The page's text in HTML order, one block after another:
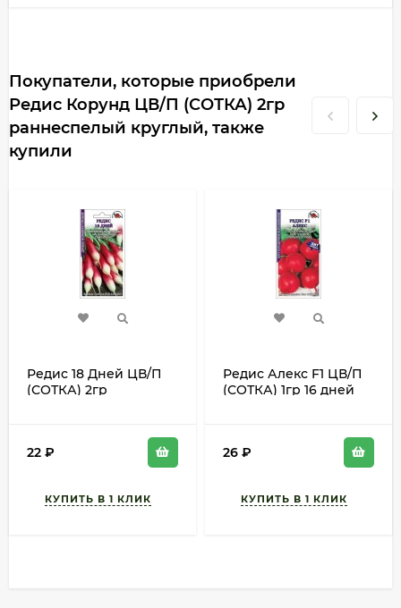
Покупатели, которые приобрели
Редис Корунд ЦВ/П (СОТКА) 2гр
раннеспелый круглый, также
купили
Редис 18 Дней ЦВ/П
(СОТКА) 2гр
22 ₽
Редис Алекс F1 ЦВ/П
(СОТКА) 1гр 16 дней
26 ₽